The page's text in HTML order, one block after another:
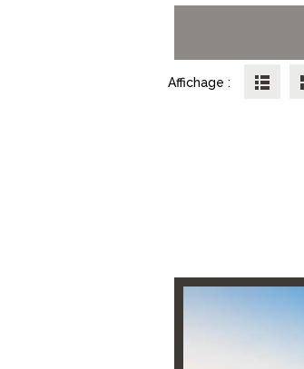
Affichage :